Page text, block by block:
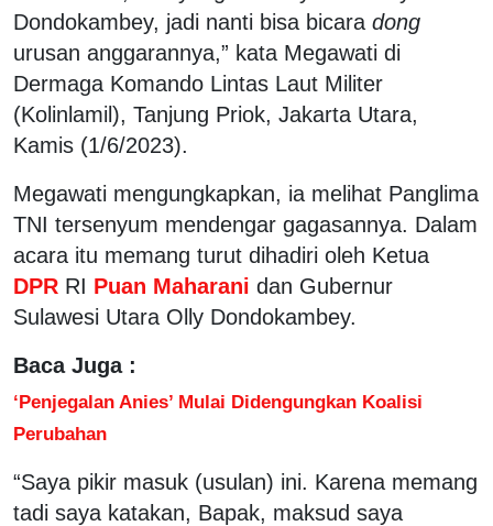
Dondokambey, jadi nanti bisa bicara dong
urusan anggarannya,” kata Megawati di
Dermaga Komando Lintas Laut Militer
(Kolinlamil), Tanjung Priok, Jakarta Utara,
Kamis (1/6/2023).
Megawati mengungkapkan, ia melihat Panglima
TNI tersenyum mendengar gagasannya. Dalam
acara itu memang turut dihadiri oleh Ketua
DPR RI Puan Maharani dan Gubernur
Sulawesi Utara Olly Dondokambey.
Baca Juga :
‘Penjegalan Anies’ Mulai Didengungkan Koalisi
Perubahan
“Saya pikir masuk (usulan) ini. Karena memang
tadi saya katakan, Bapak, maksud saya